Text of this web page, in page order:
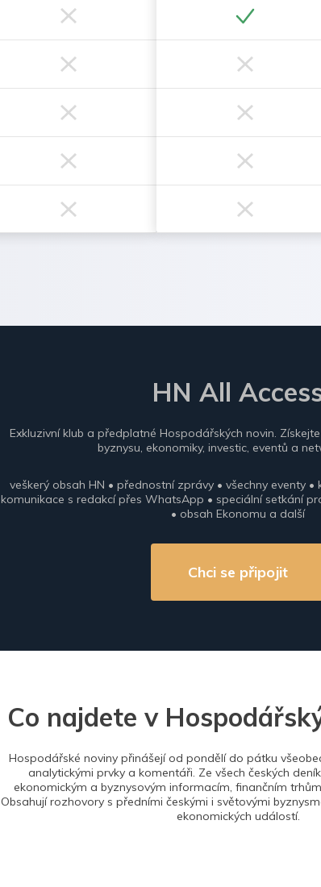
HN All
Exkluzivní klub a předplatné Hospodářských novin.
byznysu, ekonomiky, investic, eventů a
veškerý obsah HN • přednostní zprávy • všechny eventy
komunikace s redakcí přes WhatsApp • speciální setkání
• obsah Ekonomu a další
Chci se připojit
Co najdete v
Hospodářské noviny přinášejí od pondělí do pátku
analytickými prvky a komentáři. Ze všech českých
ekonomickým a byznysovým informacím, finančním
Obsahují rozhovory s předními českými i světovými
ekonomických událostí.